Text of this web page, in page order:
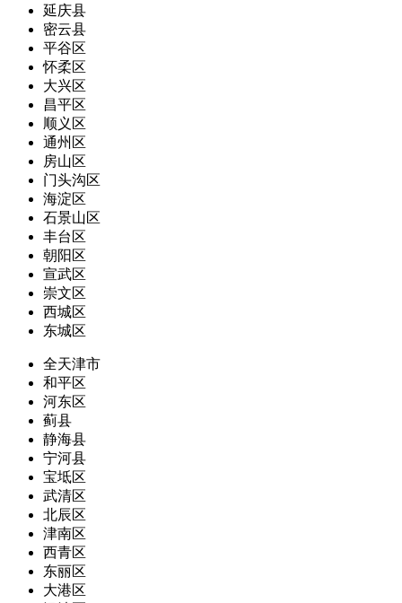
延庆县
密云县
平谷区
怀柔区
大兴区
昌平区
顺义区
通州区
房山区
门头沟区
海淀区
石景山区
丰台区
朝阳区
宣武区
崇文区
西城区
东城区
全天津市
和平区
河东区
蓟县
静海县
宁河县
宝坻区
武清区
北辰区
津南区
西青区
东丽区
大港区